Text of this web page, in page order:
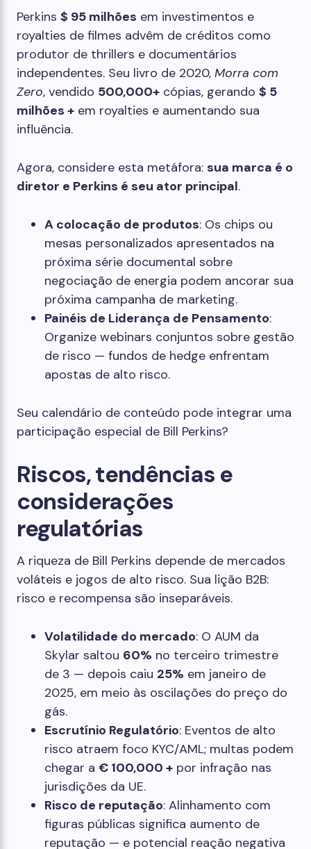
Perkins $ 95 milhões em investimentos e
royalties de filmes advêm de créditos como
produtor de thrillers e documentários
independentes. Seu livro de 2020, Morra com
Zero, vendido 500,000+ cópias, gerando $ 5
milhões + em royalties e aumentando sua
influência.
Agora, considere esta metáfora: sua marca é o
diretor e Perkins é seu ator principal.
A colocação de produtos: Os chips ou
mesas personalizados apresentados na
próxima série documental sobre
negociação de energia podem ancorar sua
próxima campanha de marketing.
Painéis de Liderança de Pensamento:
Organize webinars conjuntos sobre gestão
de risco — fundos de hedge enfrentam
apostas de alto risco.
Seu calendário de conteúdo pode integrar uma
participação especial de Bill Perkins?
Riscos, tendências e
considerações
regulatórias
A riqueza de Bill Perkins depende de mercados
voláteis e jogos de alto risco. Sua lição B2B:
risco e recompensa são inseparáveis.
Volatilidade do mercado: O AUM da
Skylar saltou 60% no terceiro trimestre
de 3 — depois caiu 25% em janeiro de
2025, em meio às oscilações do preço do
gás.
Escrutínio Regulatório: Eventos de alto
risco atraem foco KYC/AML; multas podem
chegar a € 100,000 + por infração nas
jurisdições da UE.
Risco de reputação: Alinhamento com
figuras públicas significa aumento de
reputação — e potencial reação negativa